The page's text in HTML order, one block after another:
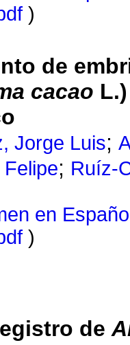
)
de
cacao
Jorge Luis;
; Ruíz-
en
)
de